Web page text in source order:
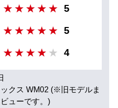
5
5
4
クス WM02 (※旧モデルま
ューです。)